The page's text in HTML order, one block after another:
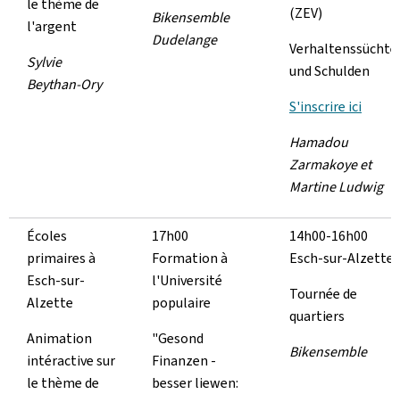
le thème de
l'argent
Sylvie
Beythan-Ory
Bikensemble
Dudelange
(ZEV)
Verhaltenssüchte
und Schulden
S'inscrire ici
Hamadou
Zarmakoye et
Martine Ludwig
Écoles
primaires à
Esch-sur-
Alzette
Animation
intéractive sur
le thème de
17h00
Formation à
l'Université
populaire
"Gesond
Finanzen -
besser liewen:
14h00-16h00
Esch-sur-Alzette
Tournée de
quartiers
Bikensemble